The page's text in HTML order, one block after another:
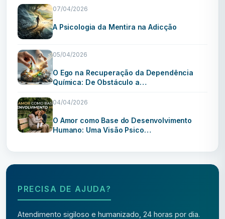
07/04/2026
A Psicologia da Mentira na Adicção
05/04/2026
O Ego na Recuperação da Dependência
Química: De Obstáculo a…
04/04/2026
O Amor como Base do Desenvolvimento
Humano: Uma Visão Psico…
PRECISA DE AJUDA?
Atendimento sigiloso e humanizado, 24 horas por dia.